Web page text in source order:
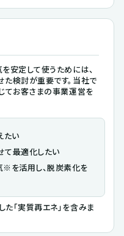
安定して使うためには、
検討が重要です。当社で
てお客さまの事業運営を
たい
最適化したい
を活用し、脱炭素化を
「実質再エネ」を含みま